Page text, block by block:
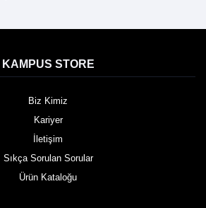
KAMPUS STORE
Biz Kimiz
Kariyer
İletişim
Sıkça Sorulan Sorular
Ürün Kataloğu